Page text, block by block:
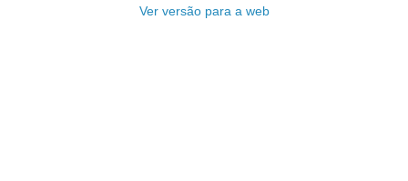
Ver versão para a web